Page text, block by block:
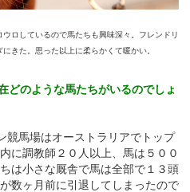
ロしているので馬たちも興味深々。フレンドリ
きた。思った以上に柔らかくて暖かい。
どのような馬たちがいるのでしょ
競馬場はオーストラリアでトップ
に調教師２０人以上、馬は５００
は小さな厩舎で馬は全部で１３頭
数ヶ月前に引退してしまったので